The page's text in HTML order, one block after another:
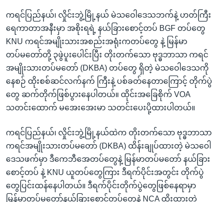
ကြည့်
ရန်
ရှာဖွေ
ရန်
နေရာ
သို့
ကျော်
ရန်
ဘာသာစကားများ
ကရင်ပြည်နယ်၊ လှိုင်းဘွဲ့မြို့နယ် မဲသဝေါဒေသဘက်နဲ့ ဟတ်ကြီး
ရေကာတာအနီးမှာ အစိုးရရဲ့ နယ်ခြားစောင့်တပ် BGF တပ်တွေ
KNU ကရင်အမျိုးသားအစည်းအရုံးကတပ်တွေ နဲ့ မြန်မာ
တပ်မတော်တို့ ၃ဖွဲပူးပေါင်းပြီး တိုးတက်သော ဗုဒ္ဓဘာသာ ကရင်
အမျိုးသားတပ်မတော် (DKBA) တပ်တွေ ရှိတဲ့ မဲသဝေါဒေသကို
နေစဉ် ထိုးစစ်ဆင်လက်နက် ကြီးနဲ့ ပစ်ခတ်နေတာကြောင့် တိုက်ပွဲ
တွေ ဆက်တိုက်ဖြစ်ပွားနေပါတယ်။ ထိုင်းအခြေစိုက် VOA
သတင်းထောက် မအေးအေးမာ သတင်းပေးပို့ထားပါတယ်။
ကရင်ပြည်နယ်၊ လှိုင်းဘွဲ့မြို့နယ်ထဲက တိုးတက်သော ဗုဒ္ဓဘာသာ
ကရင်အမျိုးသားတပ်မတော် (DKBA) ထိန်းချုပ်ထားတဲ့ မဲသဝေါ
ဒေသဖက်မှာ ဒီကေဘီအေတပ်တွေနဲ့ မြန်မာတပ်မတော် နယ်ခြား
စောင့်တပ် နဲ့ KNU ယူတပ်တွေကြား ဒီရက်ပိုင်းအတွင်း တိုက်ပွဲ
တွေပြင်းထန်နေပါတယ်။ ဒီရက်ပိုင်းတိုက်ပွဲတွေဖြစ်နေရာမှာ
မြန်မာတပ်မတော်နယ်ခြားစောင့်တပ်တွေနဲ့ NCA ထိုးထားတဲ့